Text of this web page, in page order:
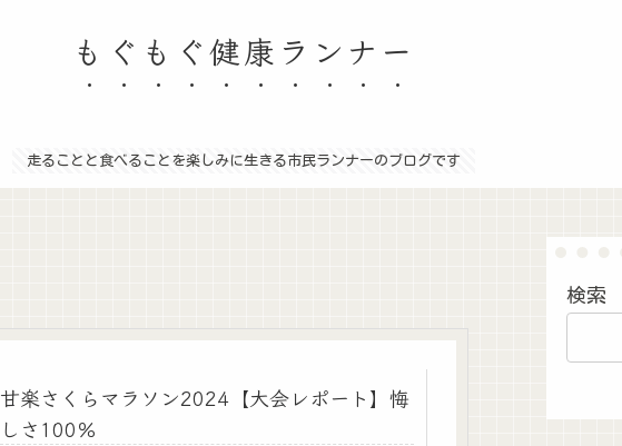
もぐもぐ健康ランナー
走ることと食べることを楽しみに生きる市民ランナーのブログです
甘楽さくらマラソン2024【大会レポート】悔
しさ100％
検索